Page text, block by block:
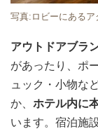
写真:ロビーにある
アウトドアブラ
があったり、ポ
ュック・小物な
か、 ホテル内に
います。宿泊施